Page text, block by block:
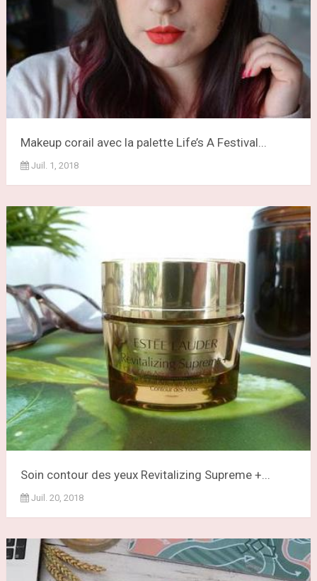
Makeup corail avec la palette Life’s A Festival...
Juil. 1, 2018
Soin contour des yeux Revitalizing Supreme +...
Juil. 20, 2018